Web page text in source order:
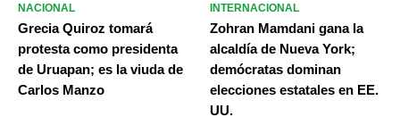
NACIONAL
Grecia Quiroz tomará
protesta como presidenta
de Uruapan; es la viuda de
Carlos Manzo
INTERNACIONAL
Zohran Mamdani gana la
alcaldía de Nueva York;
demócratas dominan
elecciones estatales en EE.
UU.